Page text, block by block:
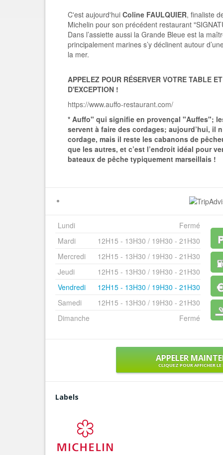
C'est aujourd'hui Coline FAULQUIER, finaliste
Michelin pour son précédent restaurant
Dans l’assiette aussi la Grande Bleue est la
principalement marines s’y déclinent autour
la mer.
APPELEZ POUR RÉSERVER VOTRE TABLE
D'EXCEPTION !
https://www.auffo-restaurant.com/
* Auffo" qui signifie en provençal "Auffes";
servent à faire des cordages; aujourd’hui, il
cordage, mais il reste les cabanons de
que les autres, et c’est l’endroit idéal pour
bateaux de pêche typiquement marseillais !
Lundi
Fermé
Mardi
12H15 - 13H30 / 19H30 - 21H30
Mercredi
12H15 - 13H30 / 19H30 - 21H30
Jeudi
12H15 - 13H30 / 19H30 - 21H30
Vendredi
12H15 - 13H30 / 19H30 - 21H30
Samedi
12H15 - 13H30 / 19H30 - 21H30
Dimanche
Fermé
APPELER
CLIQUEZ POUR AFFICHER
Labels